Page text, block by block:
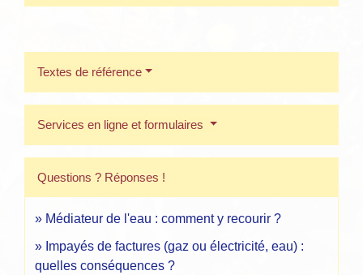
Textes de référence
Services en ligne et formulaires
Questions ? Réponses !
Médiateur de l'eau : comment y recourir ?
Impayés de factures (gaz ou électricité, eau) :
quelles conséquences ?